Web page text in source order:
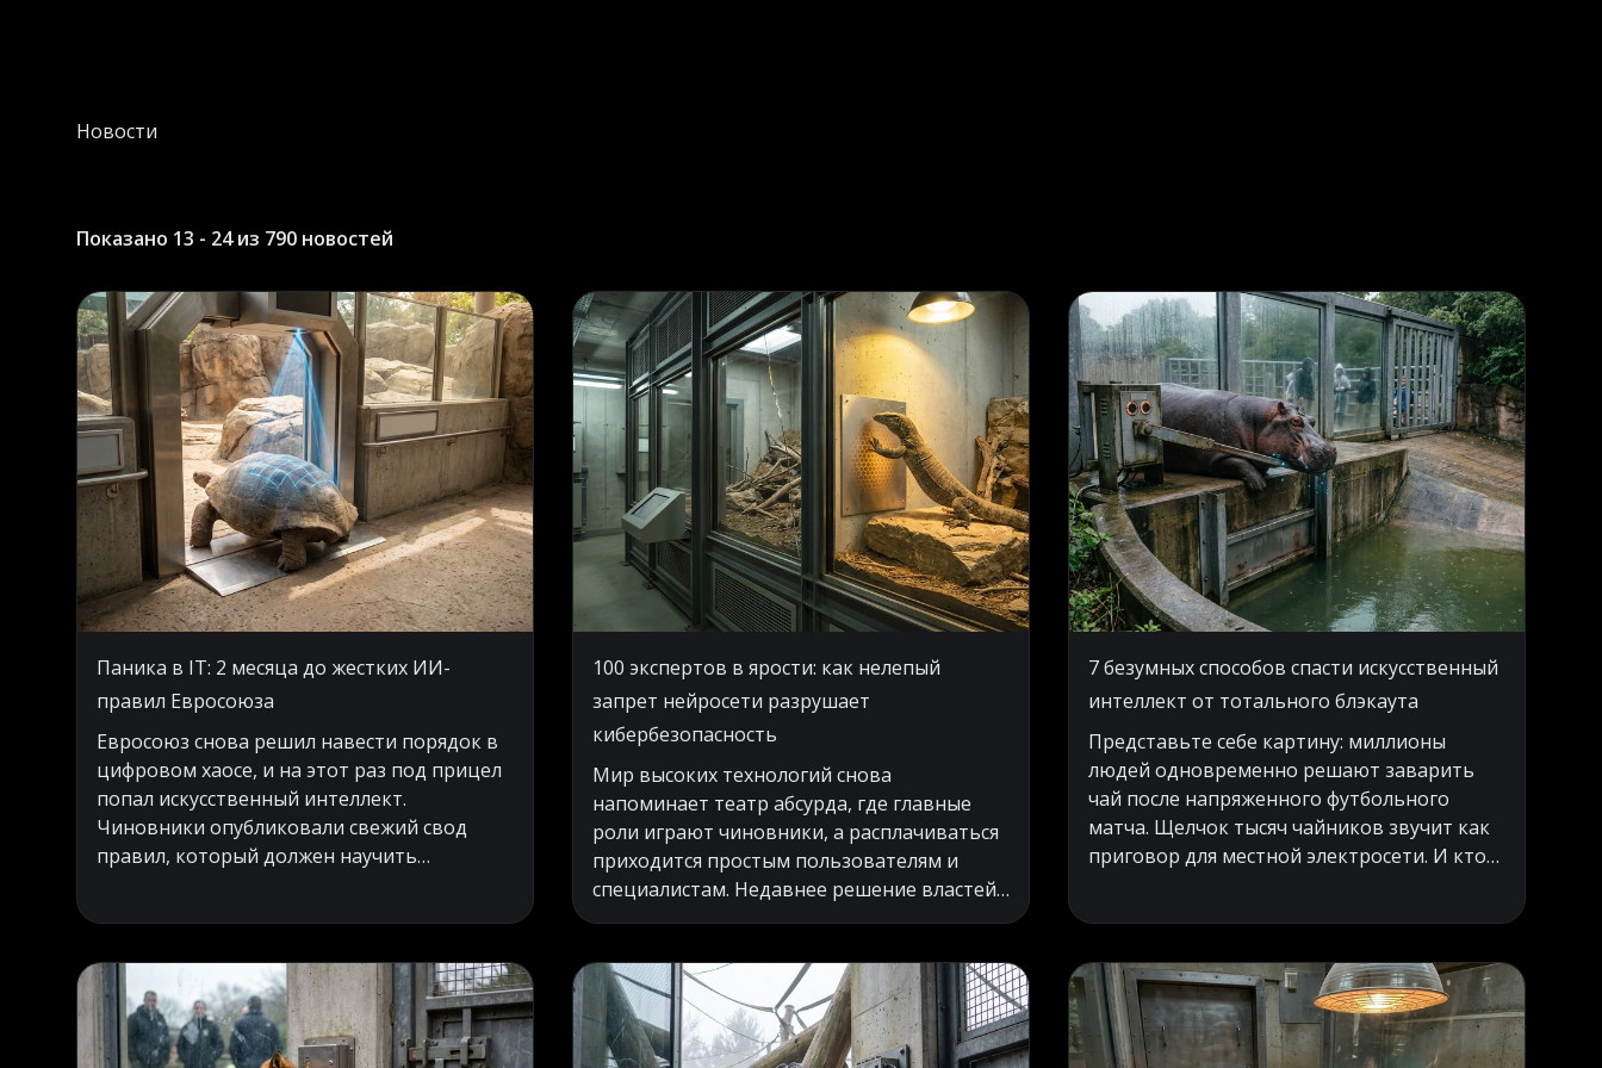
Новости
Показано 13 - 24 из 790 новостей
Паника в IT: 2 месяца до жестких ИИ-
правил Евросоюза
Евросоюз снова решил навести порядок в
цифровом хаосе, и на этот раз под прицел
попал искусственный интеллект.
Чиновники опубликовали свежий свод
правил, который должен научить
времена, когда можно было безнаказанно
выдавать сгенерированный текст за
откровения живого автора, стремительно
подходят к концу. Теперь каждая
100 экспертов в ярости: как нелепый
запрет нейросети разрушает
кибербезопасность
Мир высоких технологий снова
напоминает театр абсурда, где главные
роли играют чиновники, а расплачиваться
приходится простым пользователям и
специалистам. Недавнее решение властей
заблокировать популярную языковую
вами безопасности вызвало настоящую
бурю негодования в профессиональном
сообществе. Ведущие умы в сфере защиты
информации открыто заявляют, что
7 безумных способов спасти искусственный
интеллект от тотального блэкаута
Представьте себе картину: миллионы
людей одновременно решают заварить
чай после напряженного футбольного
матча. Щелчок тысяч чайников звучит как
приговор для местной электросети. И кто
момент пытаются обучать самые умные
алгоритмы на планете. Абсурд ситуации
заключается в том, что мы создаем
технологии будущего, которые могут